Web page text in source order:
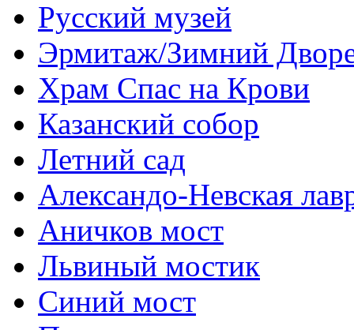
Русский музей
Эрмитаж/Зимний
Храм Спас на Крови
Казанский собор
Летний сад
Александо-Невская
Аничков мост
Львиный мостик
Синий мост